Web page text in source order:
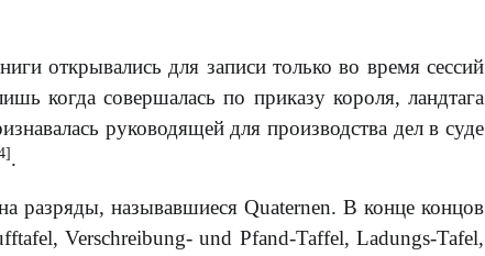
открывались для записи только во время сессий
когда совершалась по приказу короля, ландтага
руководящей для производства дел в суде
.
разряды, называвшиеся Quaternen. В конце концов
Verschreibung- und Pfand-Taffel, Ladungs-Tafel,